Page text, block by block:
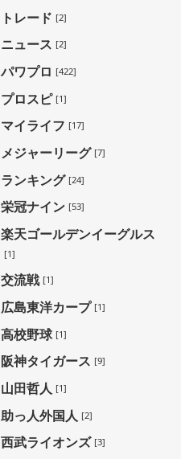
トレード [2]
ニュース [2]
パワプロ [422]
プロスピ [1]
マイライフ [17]
メジャーリーグ [7]
ランキング [24]
栄冠ナイン [53]
楽天ゴールデンイーグルス
[1]
交流戦 [1]
広島東洋カープ [1]
高校野球 [1]
阪神タイガース [9]
山田哲人 [1]
助っ人外国人 [2]
西武ライオンズ [3]